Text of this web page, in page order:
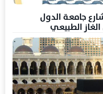
جامعة الدول